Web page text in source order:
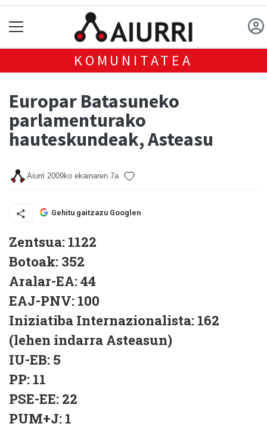
KOMUNITATEA
Europar Batasuneko
parlamenturako
hauteskundeak, Asteasu
Aiurri 2009ko ekainaren 7a
Gehitu gaitzazu Googlen
Zentsua: 1122
Botoak: 352
Aralar-EA: 44
EAJ-PNV: 100
Iniziatiba Internazionalista: 162
(lehen indarra Asteasun)
IU-EB: 5
PP: 11
PSE-EE: 22
PUM+J: 1